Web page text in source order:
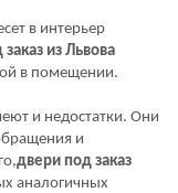
в интерьер
из Львова
в помещении.
и недостатки. Они
и
двери под заказ
аналогичных